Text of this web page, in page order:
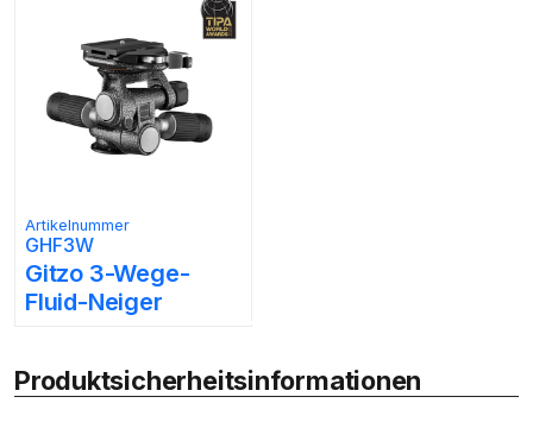
Artikelnummer
GHF3W
Gitzo 3-Wege-
Fluid-Neiger
Produktsicherheitsinformationen